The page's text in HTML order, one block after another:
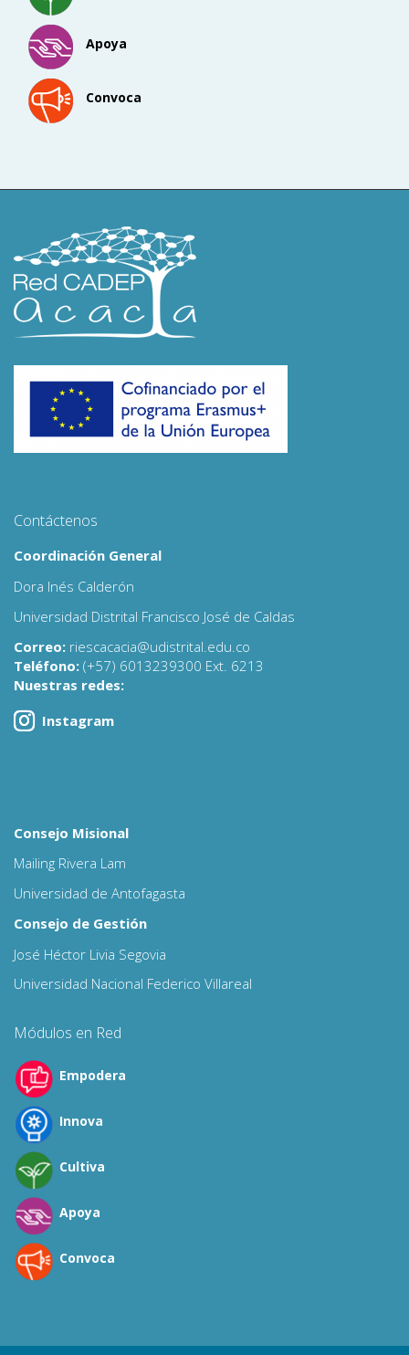
Apoya
Convoca
Contáctenos
Coordinación General
Dora Inés Calderón
Universidad Distrital Francisco José de Caldas
Correo: riescacacia@udistrital.edu.co
Teléfono: (+57) 6013239300 Ext. 6213
Nuestras redes:
Instagram
Consejo Misional
Mailing Rivera Lam
Universidad de Antofagasta
Consejo de Gestión
José Héctor Livia Segovia
Universidad Nacional Federico Villareal
Módulos en Red
Empodera
Innova
Cultiva
Apoya
Convoca